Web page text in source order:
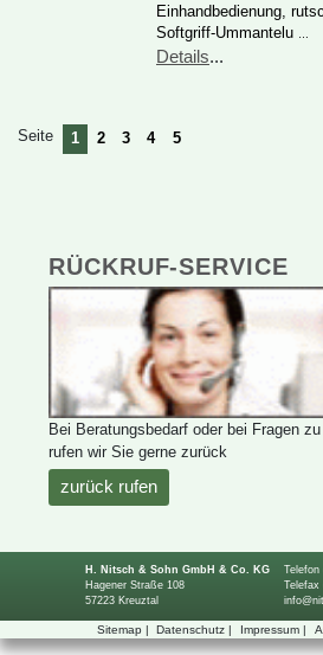
Softgriff-Ummantelu
Details...
Seite 1 2 3 4 5
RÜCKRUF-SERVICE
rufenwirSiegernezurück
zurückrufen
H.Nitsch&SohnGmbH&Co.KG
HagenerStraße108
57223Kreuztal
Sitemap Datenschutz Impressum